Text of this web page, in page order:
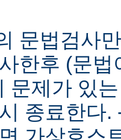
문법검사
한후 (문
문제가 있
종료한다